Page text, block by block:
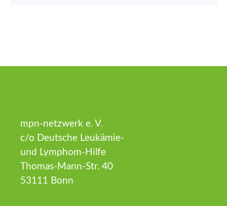
mpn-netzwerk e. V.
c/o Deutsche Leukämie-
und Lymphom-Hilfe
Thomas-Mann-Str. 40
53111 Bonn